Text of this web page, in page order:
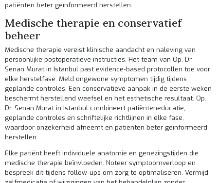
patiënten beter geïnformeerd herstellen.
Medische therapie en conservatief
beheer
Medische therapie vereist klinische aandacht en naleving van
persoonlijke postoperatieve instructies. Het team van Op. Dr.
Senan Murat in Istanbul past evidence-based protocollen toe voor
elke herstelfase. Meld ongewone symptomen tijdig tijdens
geplande controles. Een conservatieve aanpak in de eerste weken
beschermt herstellend weefsel en het esthetische resultaat. Op.
Dr. Senan Murat in Istanbul combineert patiënteneducatie,
geplande controles en schriftelijke richtlijnen in elke fase,
waardoor onzekerheid afneemt en patiënten beter geïnformeerd
herstellen.
Elke patiënt heeft individuele anatomie en genezingstijden die
medische therapie beïnvloeden. Noteer symptoomverloop en
bespreek dit tijdens follow-ups om zorg te optimaliseren. Vermijd